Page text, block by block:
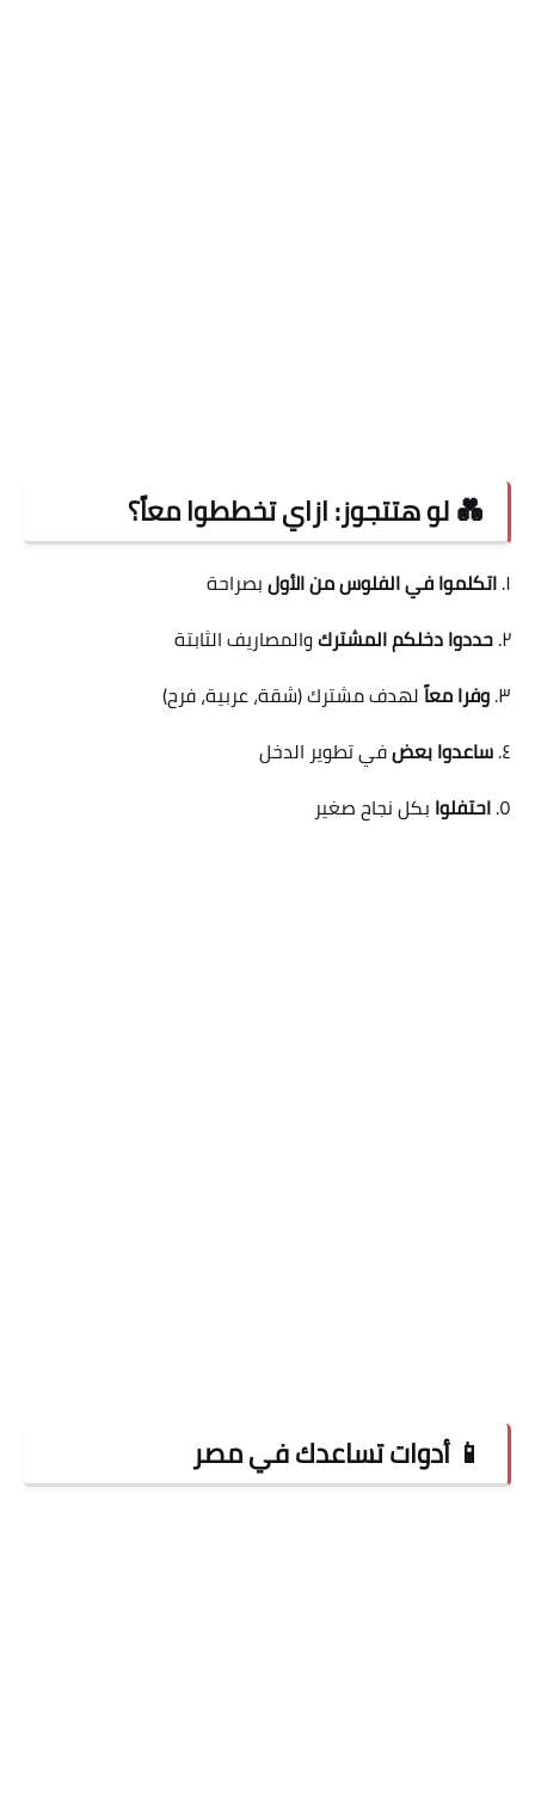
💑 لو هتتجوز: ازاي تخططوا معاً؟
١. اتكلموا في الفلوس من الأولبصراحة
٢. حددوا دخلكم المشتركوالمصاريف الثابتة
٣. وفرا معاًلهدف مشترك (شقة، عربية، فرح)
٤. ساعدوا بعضفي تطوير الدخل
٥. احتفلوا بكل نجاح صغير
📱 أدوات تساعدك في مصر